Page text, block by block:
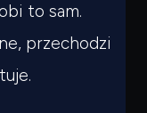
to sam.
przechodzi